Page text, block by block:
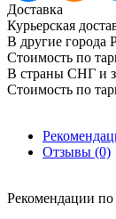
Доставка
Курьерская
В другие города
Стоимость по
В страны СНГ и
Стоимость по
Отзывы (0)
Рекомендации